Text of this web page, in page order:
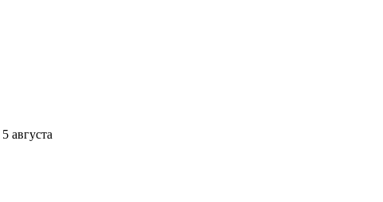
5 августа